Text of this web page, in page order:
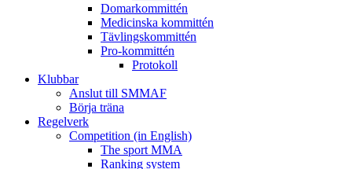
Domarkommittén
Medicinska kommittén
Tävlingskommittén
Pro-kommittén
Protokoll
Klubbar
Anslut till SMMAF
Börja träna
Regelverk
Competition (in English)
The sport MMA
Ranking system